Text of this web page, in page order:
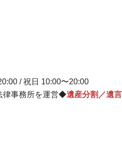
/ 祝日 10:00〜20:00
律事務所を運営◆遺産分割／遺